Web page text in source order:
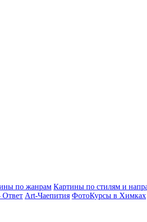
по жанрам Картины по стилям и
Ответ Art-Чаепития ФотоКурсы в Химках